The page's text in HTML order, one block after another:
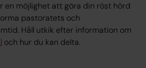
en möjlighet att göra din röst hörd
pastoratets och
Håll utkik efter information om
och hur du kan delta.